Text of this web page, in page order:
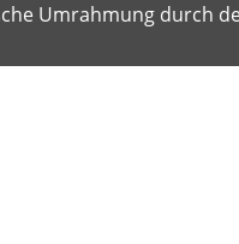
Umrahmung durch